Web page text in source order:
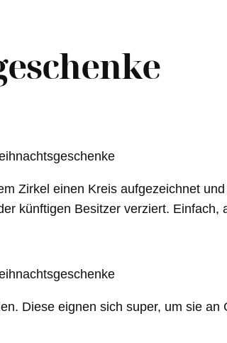
Zirkel einen Kreis aufgezeichnet
künftigen Besitzer verziert. Einfach,
Diese eignen sich super, um sie